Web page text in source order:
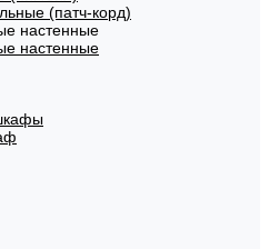
(патч-корд)
настенные
настенные